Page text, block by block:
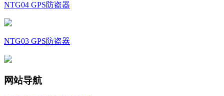
NTG04 GPS防盗器
NTG03 GPS防盗器
网站导航